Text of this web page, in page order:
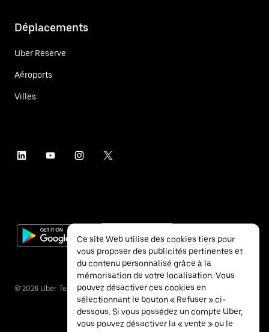
Déplacements
Uber Reserve
Aéroports
Villes
© 2026 Uber Technologies Inc.
Ce site Web utilise des cookies tiers pour
vous proposer des publicités pertinentes et
du contenu personnalisé grâce à la
mémorisation de votre localisation. Vous
pouvez désactiver ces cookies en
sélectionnant le bouton « Refuser » ci-
dessous. Si vous possédez un compte Uber,
vous pouvez désactiver la « vente » ou le